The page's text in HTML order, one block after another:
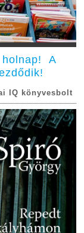
holnap! A
IQ könyvesbolt